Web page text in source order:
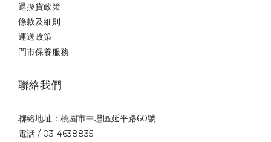
退換貨政策
條款及細則
運送政策
門市保養服務
聯絡我們
聯絡地址：桃園市中壢區延平路60號
電話 / 03-4638835